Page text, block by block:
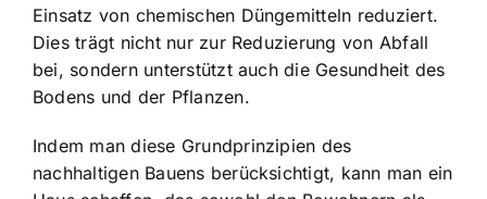
Einsatz von chemischen Düngemitteln reduziert.
Dies trägt nicht nur zur Reduzierung von Abfall
bei, sondern unterstützt auch die Gesundheit des
Bodens und der Pflanzen.
Indem man diese Grundprinzipien des
nachhaltigen Bauens berücksichtigt, kann man ein